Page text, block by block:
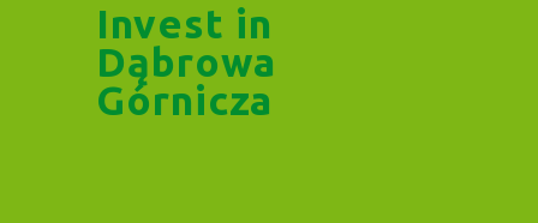
Invest in
Dąbrowa
Górnicza